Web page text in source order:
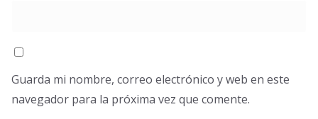
Guarda mi nombre, correo electrónico y web en este
navegador para la próxima vez que comente.